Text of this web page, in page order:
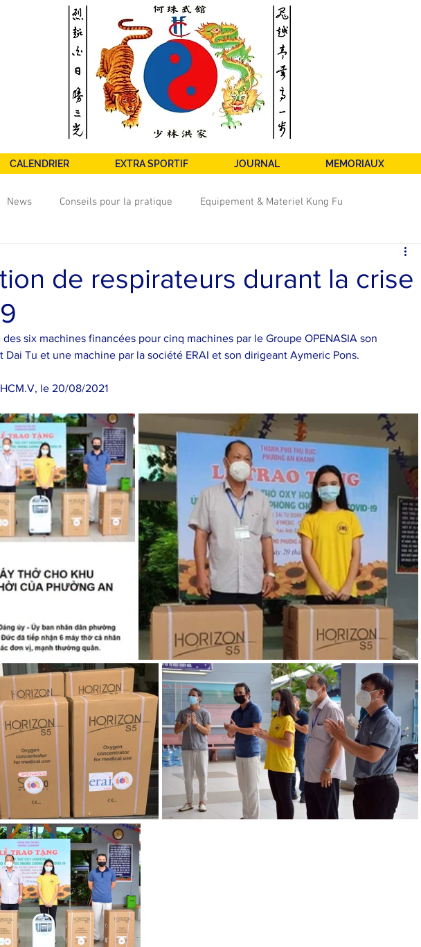
CALENDRIER EXTRA SPORTIF JOURNAL MEMORIAUX
News Conseils pour la pratique Equipement & Materiel Kung Fu
de respirateurs durant la crise
six machines financées pour cinq machines par le Groupe OPENASIA son
Tu et une machine par la société ERAI et son dirigeant Aymeric Pons.
le 20/08/2021